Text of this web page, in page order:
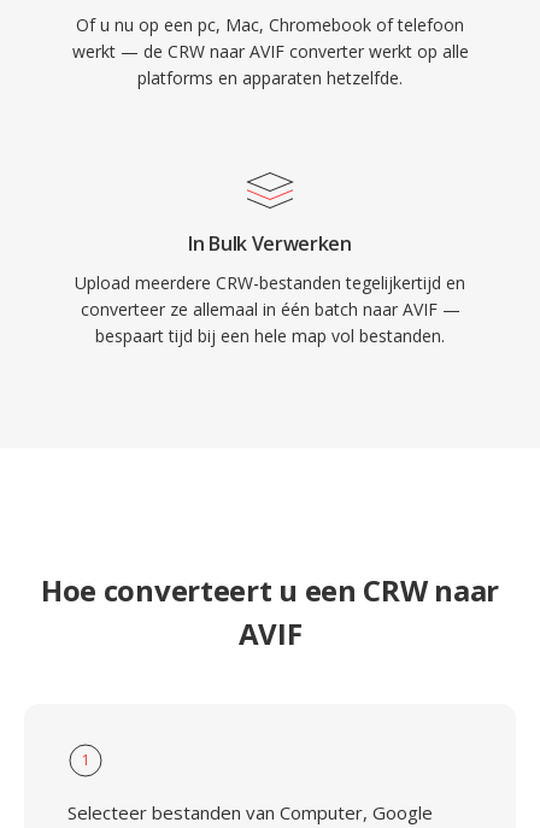
Of u nu op een pc, Mac, Chromebook of telefoon
werkt — de CRW naar AVIF converter werkt op alle
platforms en apparaten hetzelfde.
In Bulk Verwerken
Upload meerdere CRW-bestanden tegelijkertijd en
converteer ze allemaal in één batch naar AVIF —
bespaart tijd bij een hele map vol bestanden.
Hoe converteert u een CRW naar
AVIF
1
Selecteer bestanden van Computer, Google